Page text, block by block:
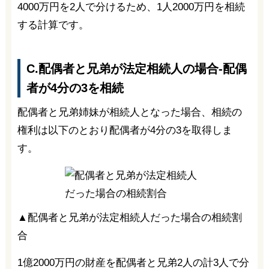
4000万円を2人で分けるため、1人2000万円を相続
する計算です。
C.配偶者と兄弟が法定相続人の場合-配偶
者が4分の3を相続
配偶者と兄弟姉妹が相続人となった場合、相続の
権利は以下のとおり配偶者が4分の3を取得しま
す。
▲配偶者と兄弟が法定相続人だった場合の相続割
合
1億2000万円の財産を配偶者と兄弟2人の計3人で分